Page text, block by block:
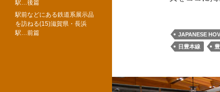
JAPANESE
日豊本線
駅…後篇
駅前などにある鉄道系展示品
を訪ねる(15)滋賀県・長浜
駅…前篇